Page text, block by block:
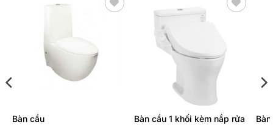
Bàn cầu
Bàn cầu 1 khối kèm nắp rửa